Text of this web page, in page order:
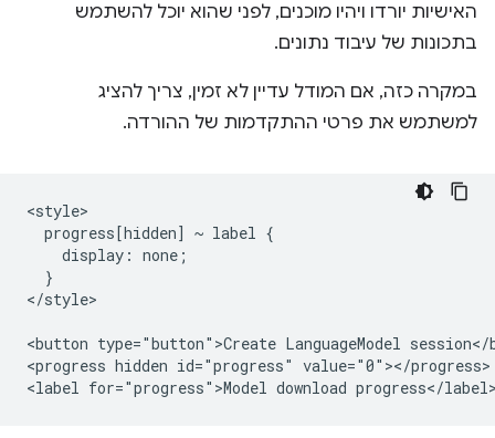
האישיות יורדו ויהיו מוכנים, לפני שהוא יוכל להשתמש
בתכונות של עיבוד נתונים.
במקרה כזה, אם המודל עדיין לא זמין, צריך להציג
למשתמש את פרטי ההתקדמות של ההורדה.
<style>
  progress[hidden] ~ label {
    display: none;
  }
</style>
<button type="button">Create LanguageModel session</
<progress hidden id="progress" value="0"></progress>